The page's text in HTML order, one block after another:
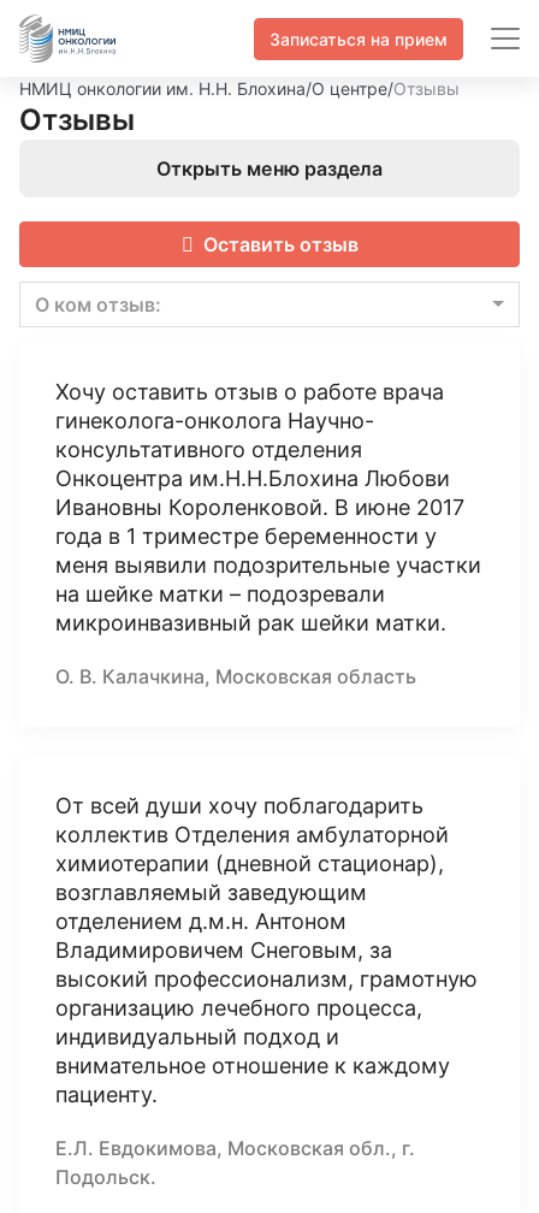
Записаться на прием
НМИЦ онкологии им. Н.Н. Блохина/О центре/Отзывы
Отзывы
Открыть меню раздела
Оставить отзыв
О ком отзыв:
Хочу оставить отзыв о работе врача
гинеколога-онколога Научно-
консультативного отделения
Онкоцентра им.Н.Н.Блохина Любови
Ивановны Короленковой. В июне 2017
года в 1 триместре беременности у
меня выявили подозрительные участки
на шейке матки – подозревали
микроинвазивный рак шейки матки.
О. В. Калачкина, Московская область
От всей души хочу поблагодарить
коллектив Отделения амбулаторной
химиотерапии (дневной стационар),
возглавляемый заведующим
отделением д.м.н. Антоном
Владимировичем Снеговым, за
высокий профессионализм, грамотную
организацию лечебного процесса,
индивидуальный подход и
внимательное отношение к каждому
пациенту.
Е.Л. Евдокимова, Московская обл., г.
Подольск.